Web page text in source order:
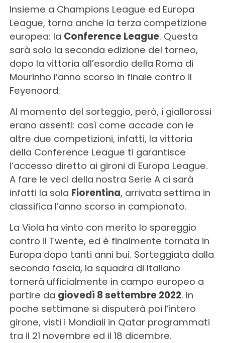
Insieme a Champions League ed Europa
League, torna anche la terza competizione
europea: la Conference League. Questa
sarà solo la seconda edizione del torneo,
dopo la vittoria all’esordio della Roma di
Mourinho l’anno scorso in finale contro il
Feyenoord.
Al momento del sorteggio, però, i giallorossi
erano assenti: così come accade con le
altre due competizioni, infatti, la vittoria
della Conference League ti garantisce
l’accesso diretto ai gironi di Europa League.
A fare le veci della nostra Serie A ci sarà
infatti la sola Fiorentina, arrivata settima in
classifica l’anno scorso in campionato.
La Viola ha vinto con merito lo spareggio
contro il Twente, ed è finalmente tornata in
Europa dopo tanti anni bui. Sorteggiata dalla
seconda fascia, la squadra di Italiano
tornerà ufficialmente in campo europeo a
partire da giovedì 8 settembre 2022. In
poche settimane si disputerà poi l’intero
girone, visti i Mondiali in Qatar programmati
tra il 21 novembre ed il 18 dicembre.